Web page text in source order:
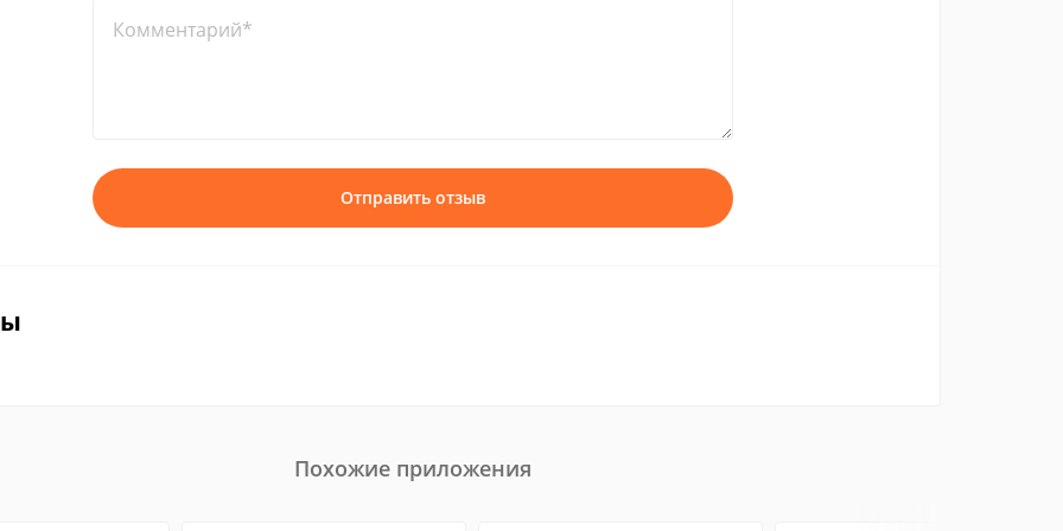
Комментарий*
Отправить отзыв
Похожие приложения